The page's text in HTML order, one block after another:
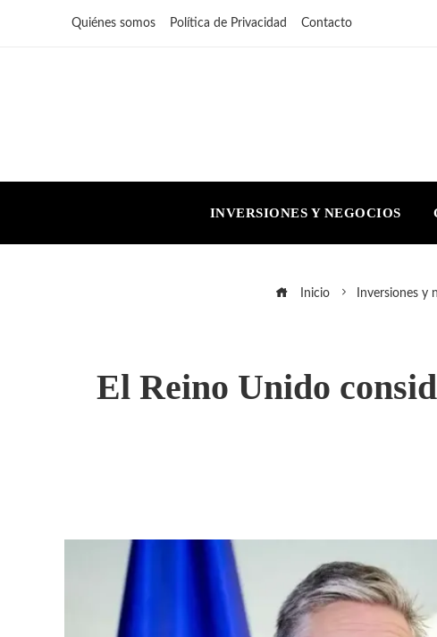
Quiénes somos Política de Privacidad Contacto
INVERSIONES Y NEGOCIOS
Inicio Inversiones y
El Reino Unido